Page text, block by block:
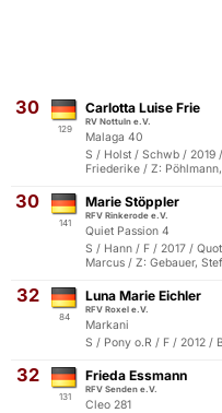
30
129
Carlotta Luise Frie
RV Nottuln e.V.
Malaga 40
S / Holst / Schwb / 2019
Friederike / Z:
30
141
Marie Stöppler
RFV Rinkerode e.V.
Quiet Passion 4
S / Hann / F / 2017 /
Marcus / Z: Gebauer,
32
84
Luna Marie Eichler
RFV Roxel e.V.
Markani
S / Pony o.R / F / 2012 /
32
131
Frieda Essmann
RFV Senden e.V.
Cleo 281